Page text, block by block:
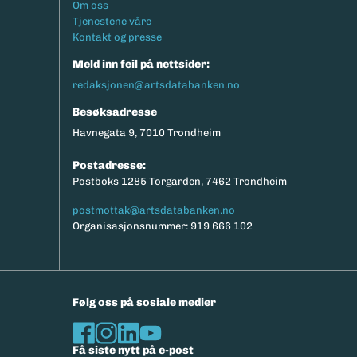
eksport av relevante parametere.
Footermeny
Om oss
Tjenestene våre
Kontakt og presse
Meld inn feil på nettsider:
redaksjonen@artsdatabanken.no
Besøksadresse
Havnegata 9, 7010 Trondheim
Postadresse:
Postboks 1285 Torgarden, 7462 Trondheim
postmottak@artsdatabanken.no
Organisasjonsnummer: 919 666 102
Følg oss på sosiale medier
Få siste nytt på e-post